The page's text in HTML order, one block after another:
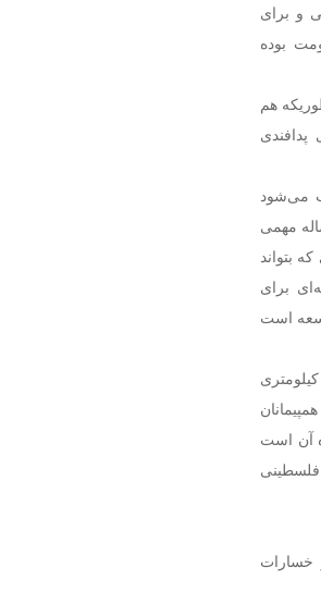
و برای
بوده
هم
پدافندی
می‌شود
مهمی
بتواند
برای
است
اما در شرایط فعلی و در واقعیت، وقتی تنها یک تیر موشک که از فاصله حدود ۲۰۰۰ کیلومتری
آن است
فلسطینی
خسارات‌